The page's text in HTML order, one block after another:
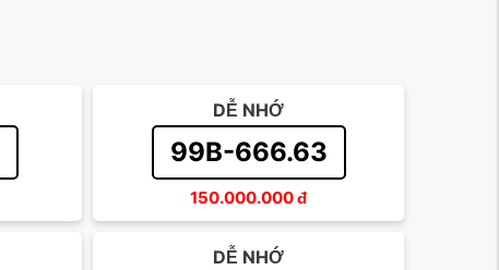
DỄ NHỚ
99B-666.63
150.000.000đ
DỄ NHỚ